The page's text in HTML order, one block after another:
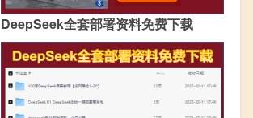
DeepSeek全套部署资料免费下载